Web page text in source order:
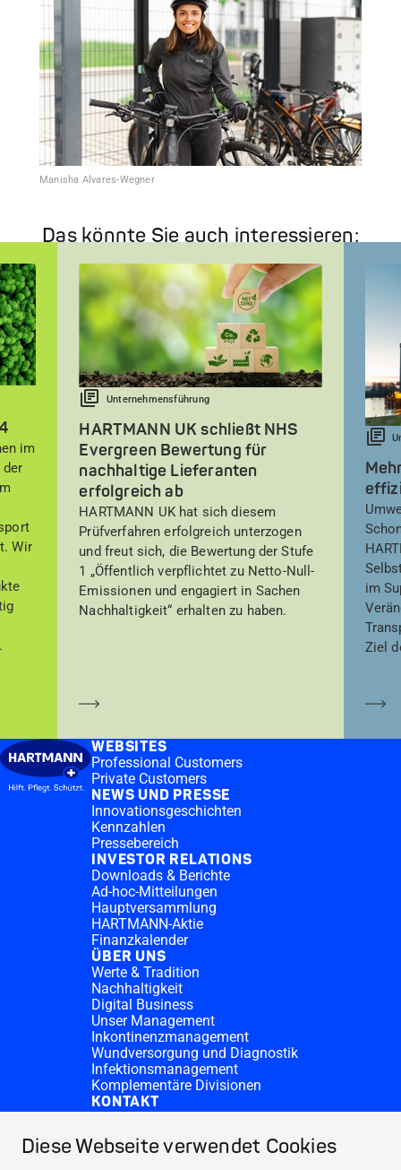
Diese Webseite verwendet Cookies
Manisha Alvares-Wegner
Das könnte Sie auch interessieren:
im
der
Wir
Unternehmensführung
HARTMANN UK schließt NHS
Evergreen Bewertung für
nachhaltige Lieferanten
erfolgreich ab
HARTMANN UK hat sich diesem
Prüfverfahren erfolgreich unterzogen
und freut sich, die Bewertung der Stufe
1 „Öffentlich verpflichtet zu Netto-Null-
Emissionen und engagiert in Sachen
Nachhaltigkeit“ erhalten zu haben.
im
Ziel
WEBSITES
Professional Customers
Private Customers
NEWS UND PRESSE
Innovationsgeschichten
Kennzahlen
Pressebereich
INVESTOR RELATIONS
Downloads & Berichte
Ad-hoc-Mitteilungen
Hauptversammlung
HARTMANN-Aktie
Finanzkalender
ÜBER UNS
Werte & Tradition
Nachhaltigkeit
Digital Business
Unser Management
Inkontinenzmanagement
Wundversorgung und Diagnostik
Infektionsmanagement
Komplementäre Divisionen
KONTAKT
Investor Relations
Spendenanfragen
HARTMANN-Standorte